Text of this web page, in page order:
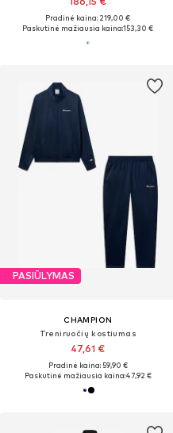
Pradinė kaina: 219,00 €
Paskutinė mažiausia kaina:153,30 €
PASIŪLYMAS
CHAMPION
Treniruočių kostiumas
47,61 €
Pradinė kaina: 59,90 €
Paskutinė mažiausia kaina:47,92 €